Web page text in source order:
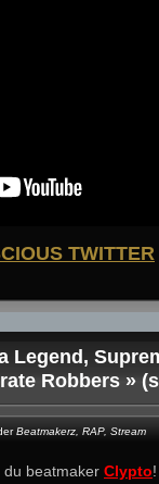
TWITTER
Legend,
Robbers »
Beatmakerz RAP, Stream
du beatmaker Clypto!